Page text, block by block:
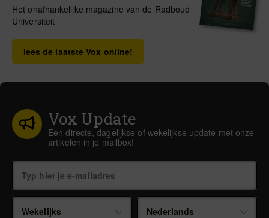
Het onafhankelijke magazine van de Radboud
Universiteit
lees de laatste Vox online!
Vox Update
Een directe, dagelijkse of wekelijkse update met onze
artikelen in je mailbox!
Wekelijks Nederlands